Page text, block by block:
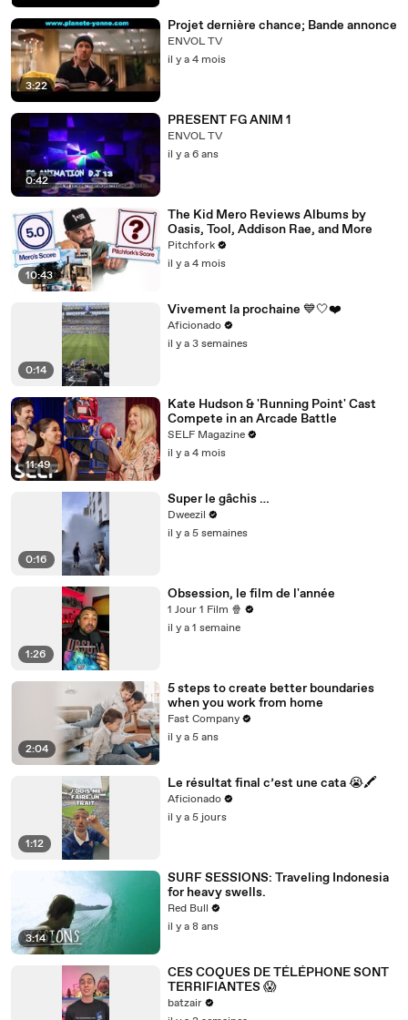
3:22
Projet dernière chance; Bande annonce
ENVOL TV
il y a 4 mois
0:42
PRESENT FG ANIM 1
ENVOL TV
il y a 6 ans
10:43
The Kid Mero Reviews Albums by
Oasis, Tool, Addison Rae, and More
Pitchfork
il y a 4 mois
0:14
Vivement la prochaine 💙🤍❤️
Aficionado
il y a 3 semaines
11:49
Kate Hudson & 'Running Point' Cast
Compete in an Arcade Battle
SELF Magazine
il y a 4 mois
0:16
Super le gâchis …
Dweezil
il y a 5 semaines
1:26
Obsession, le film de l'année
1 Jour 1 Film 🍿
il y a 1 semaine
2:04
5 steps to create better boundaries
when you work from home
Fast Company
il y a 5 ans
1:12
Le résultat final c’est une cata 😭🖍️
Aficionado
il y a 5 jours
3:14
SURF SESSIONS: Traveling Indonesia
for heavy swells.
Red Bull
il y a 8 ans
CES COQUES DE TÉLÉPHONE SONT
TERRIFIANTES 😱
batzair